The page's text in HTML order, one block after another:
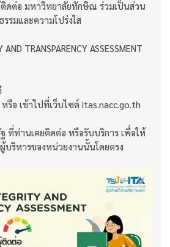
ดต่อ มหาวิทยาลัยทักษิณ ร่วมเป็นส่วน
รมและความโปร่งใส
TRANSPARENCY ASSESSMENT
หรือ เข้าไปที่เว็บไซต์ itas.nacc.go.th
ที่ท่านเคยติดต่อ หรือรับบริการ เพื่อให้
ริหารของหน่วยงานนั้นโดยตรง